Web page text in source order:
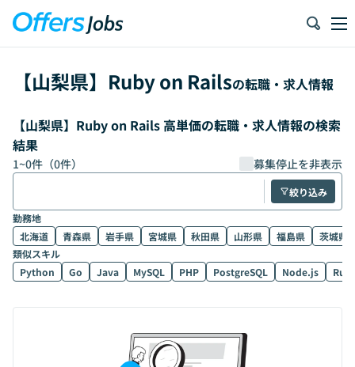
【山梨県】 Ruby on Railsの転職・求人情報
【山梨県】Ruby on Rails 高単価の転職・求人情報の検索
結果
1~0件（0件） 募集停止を非表示
絞り込み
勤務地
北海道
青森県 岩手県 宮城県 秋田県 山形県 福島県
茨城県
類似スキル
Python
Go Java MySQL PHP PostgreSQL Node.js